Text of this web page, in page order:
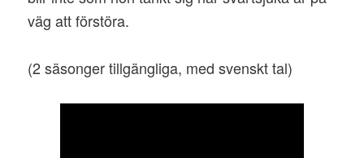
väg att förstöra.
(2 säsonger tillgängliga, med svenskt tal)